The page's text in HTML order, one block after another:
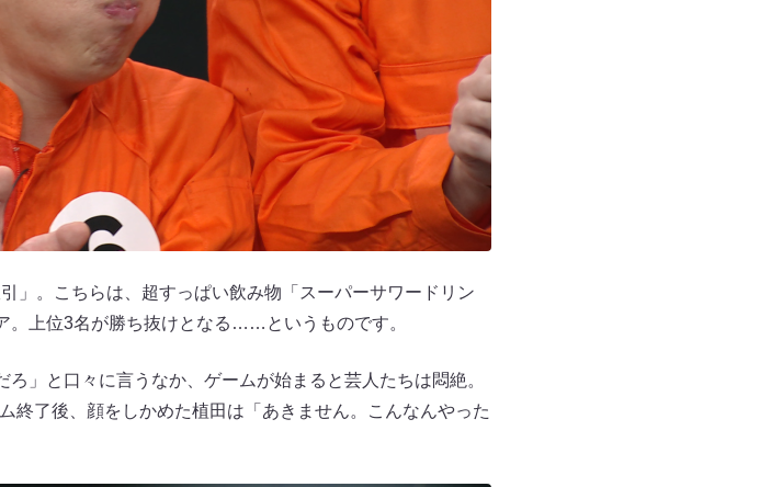
」。こちらは、超すっぱい飲み物「スーパーサワードリン
。上位3名が勝ち抜けとなる……というものです。
」と口々に言うなか、ゲームが始まると芸人たちは悶絶。
終了後、顔をしかめた植田は「あきません。こんなんやった